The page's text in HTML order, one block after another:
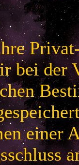
bei der
einer